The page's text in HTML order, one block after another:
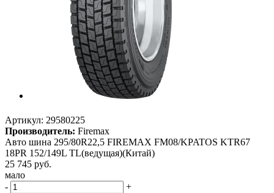
Артикул: 29580225
Производитель: Firemax
Авто шина 295/80R22,5 FIREMAX FM08/KPATOS KTR67
18PR 152/149L TL(ведущая)(Китай)
25 745 руб.
мало
-
+